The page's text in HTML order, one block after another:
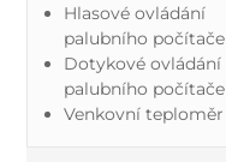
Hlasové ovládání
palubního počítače
Dotykové ovládání
palubního počítače
Venkovní teploměr